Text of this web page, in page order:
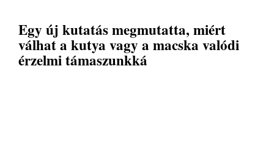
Egy új kutatás megmutatta, miért
válhat a kutya vagy a macska valódi
érzelmi támaszunkká